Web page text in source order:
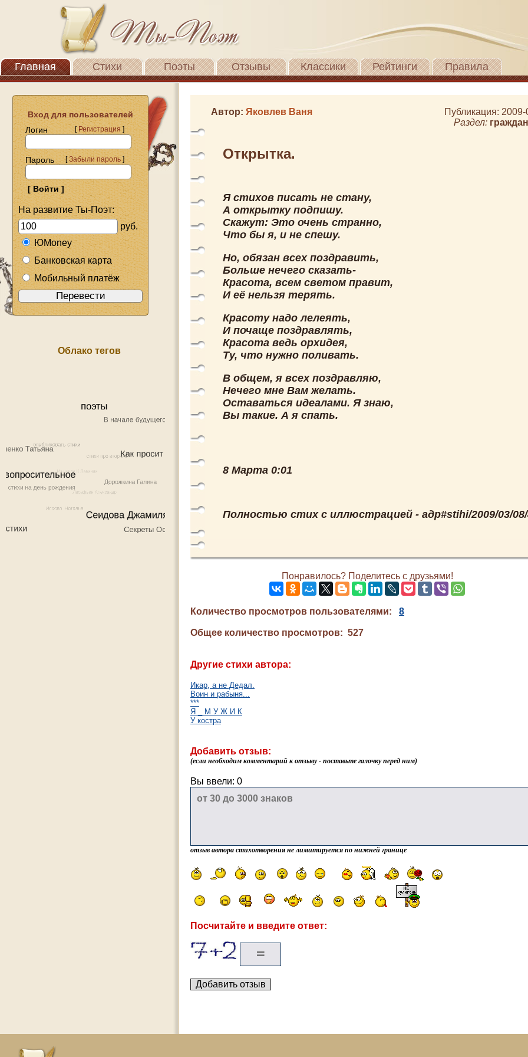
Главная Стихи Поэты Отзывы Классики Рейтинги Правила
Вход для пользователей
Логин
[Регистрация]
Пароль [Забыли пароль]
На развитие Ты-Поэт:
руб.
ЮMoney
Банковская карта
Мобильный платёж
Облако тегов
Автор: Яковлев Ваня
Публикация:
Раздел:
Открытка.
Я стихов писать не стану,
А открытку подпишу.
Скажут: Это очень странно,
Что бы я, и не спешу.
Но, обязан всех поздравить,
Больше нечего сказать-
Красота, всем светом правит,
И её нельзя терять.
Красоту надо лелеять,
И почаще поздравлять,
Красота ведь орхидея,
Ту, что нужно поливать.
В общем, я всех поздравляю,
Нечего мне Вам желать.
Оставаться идеалами. Я знаю,
Вы такие. А я спать.
8 Марта 0:01
Полностью стих с иллюстрацией - адр#stihi/2009/03/08/
Понравилось? Поделитесь с друзьями!
Количество просмотров пользователями: 8
Общее количество просмотров: 527
Другие стихи автора:
Икар, а не Дедал.
Воин и рабыня...
***
Я _ М У Ж И К
У костра
Добавить отзыв:
(если необходим комментарий к отзыву - поставьте галочку перед ним)
Вы ввели: 0
отзыв автора стихотворения не лимитируется по нижней границе
Посчитайте и введите ответ: